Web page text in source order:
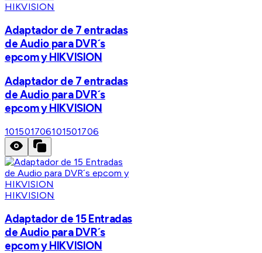
HIKVISION
Adaptador de 7 entradas
de Audio para DVR´s
epcom y HIKVISION
Adaptador de 7 entradas
de Audio para DVR´s
epcom y HIKVISION
101501706101501706
HIKVISION
Adaptador de 15 Entradas
de Audio para DVR´s
epcom y HIKVISION